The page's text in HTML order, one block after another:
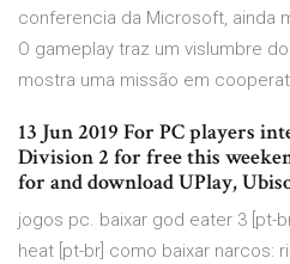
conferencia da Microsoft, ainda
O gameplay traz um vislumbre
mostra uma missão em
13 Jun 2019 For PC players
Division 2 for free this
for and download UPlay,
jogos pc. baixar god eater 3 [pt-
heat [pt-br] como baixar narcos: